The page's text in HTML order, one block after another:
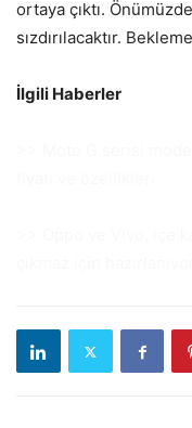
ortaya çıktı.
sızdırılacaktır.
İlgili Haberler